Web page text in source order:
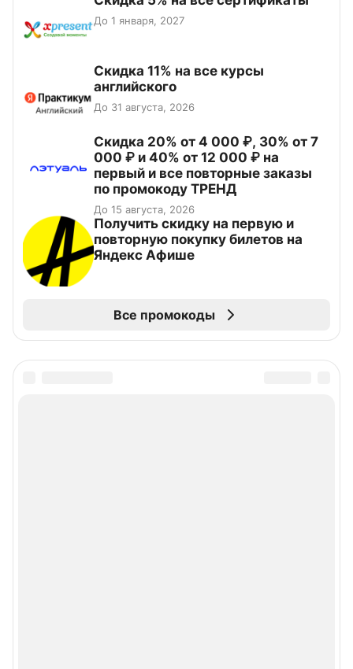
До 1 января, 2027
Скидка 11% на все курсы
английского
До 31 августа, 2026
Скидка 20% от 4 000 ₽, 30% от 7
000 ₽ и 40% от 12 000 ₽ на
первый и все повторные заказы
по промокоду ТРЕНД
До 15 августа, 2026
Получить скидку на первую и
повторную покупку билетов на
Яндекс Афише
Все промокоды